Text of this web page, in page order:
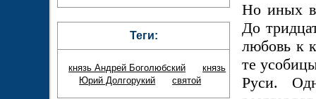
Но иных
До
любовь к
те
Руси.
Теги:
князь Андрей Боголюбский
князь
Юрий Долгорукий
святой